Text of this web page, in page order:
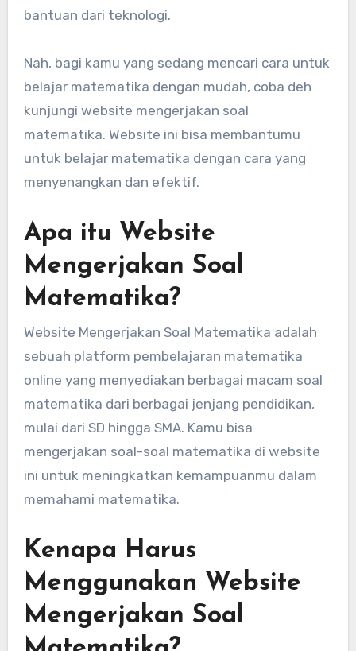
bantuan dari teknologi.
Nah, bagi kamu yang sedang mencari cara untuk
belajar matematika dengan mudah, coba deh
kunjungi website mengerjakan soal
matematika. Website ini bisa membantumu
untuk belajar matematika dengan cara yang
menyenangkan dan efektif.
Apa itu Website
Mengerjakan Soal
Matematika?
Website Mengerjakan Soal Matematika adalah
sebuah platform pembelajaran matematika
online yang menyediakan berbagai macam soal
matematika dari berbagai jenjang pendidikan,
mulai dari SD hingga SMA. Kamu bisa
mengerjakan soal-soal matematika di website
ini untuk meningkatkan kemampuanmu dalam
memahami matematika.
Kenapa Harus
Menggunakan Website
Mengerjakan Soal